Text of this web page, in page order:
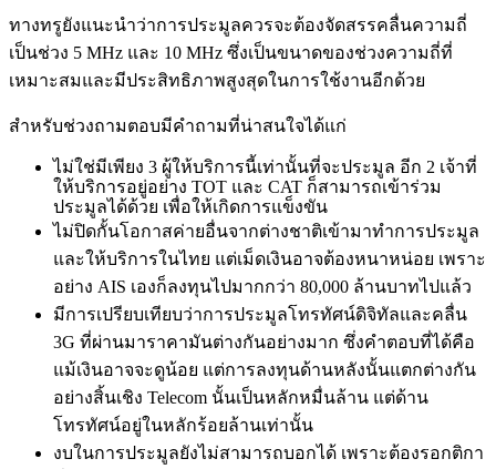
ทางทรูยังแนะนำว่าการประมูลควรจะต้องจัดสรรคลื่นความถี่
เป็นช่วง 5 MHz และ 10 MHz ซึ่งเป็นขนาดของช่วงความถี่ที่
เหมาะสมและมีประสิทธิภาพสูงสุดในการใช้งานอีกด้วย
สำหรับช่วงถามตอบมีคำถามที่น่าสนใจได้แก่
ไม่ใช่มีเพียง 3 ผู้ให้บริการนี้เท่านั้นที่จะประมูล อีก 2 เจ้าที่
ให้บริการอยู่อย่าง TOT และ CAT ก็สามารถเข้าร่วม
ประมูลได้ด้วย เพื่อให้เกิดการแข็งขัน
ไม่ปิดกั้นโอกาสค่ายอื่นจากต่างชาติเข้ามาทำการประมูล
และให้บริการในไทย แต่เม็ดเงินอาจต้องหนาหน่อย เพราะ
อย่าง AIS เองก็ลงทุนไปมากกว่า 80,000 ล้านบาทไปแล้ว
มีการเปรียบเทียบว่าการประมูลโทรทัศน์ดิจิทัลและคลื่น
3G ที่ผ่านมาราคามันต่างกันอย่างมาก ซึ่งคำตอบที่ได้คือ
แม้เงินอาจจะดูน้อย แต่การลงทุนด้านหลังนั้นแตกต่างกัน
อย่างสิ้นเชิง Telecom นั้นเป็นหลักหมื่นล้าน แต่ด้าน
โทรทัศน์อยู่ในหลักร้อยล้านเท่านั้น
งบในการประมูลยังไม่สามารถบอกได้ เพราะต้องรอกติกา